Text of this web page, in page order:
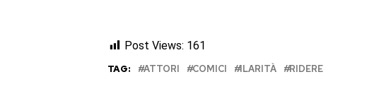
Post Views: 161
TAG: ATTORI COMICI ILARITÀ RIDERE